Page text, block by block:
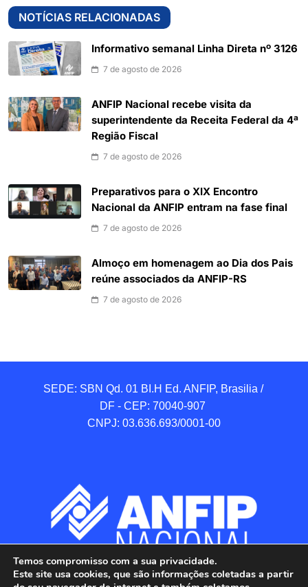
NOTÍCIAS RELACIONADAS
Informativo semanal Linha Direta nº 3126
7 de agosto de 2026
ANFIP Nacional recebe visita da
superintendente da Receita Federal da 4ª
Região Fiscal
7 de agosto de 2026
Preparativos para o XIX Encontro
Nacional da ANFIP entram na fase final
7 de agosto de 2026
Almoço em homenagem ao Dia dos Pais
reúne associados da ANFIP-RS
7 de agosto de 2026
SEDE: SBN Qd. 01 BI.H Ed. ANFIP, Brasilia /
DF - CEP: 70040-907
CNPJ: 03.636.693/0001-00
Temos compromisso com a sua privacidade.
Este site usa cookies, que são informações coletadas a partir